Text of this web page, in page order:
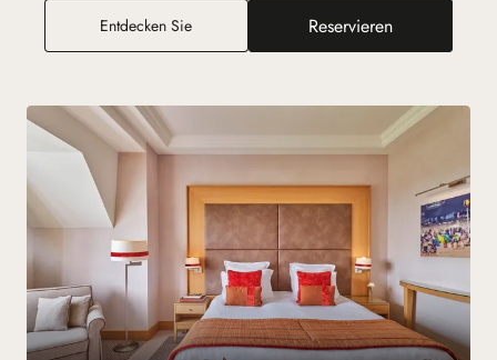
Entdecken SieExecutive-Zimmer mit Meerblick
Reservieren